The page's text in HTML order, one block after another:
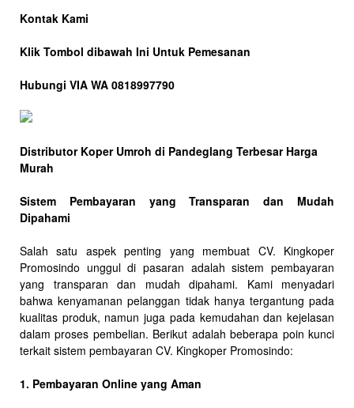
Kontak Kami
Klik Tombol dibawah Ini Untuk Pemesanan
Hubungi VIA WA 0818997790
Distributor Koper Umroh di Pandeglang Terbesar Harga
Murah
Sistem Pembayaran yang Transparan dan Mudah
Dipahami
Salah satu aspek penting yang membuat CV. Kingkoper
Promosindo unggul di pasaran adalah sistem pembayaran
yang transparan dan mudah dipahami. Kami menyadari
bahwa kenyamanan pelanggan tidak hanya tergantung pada
kualitas produk, namun juga pada kemudahan dan kejelasan
dalam proses pembelian. Berikut adalah beberapa poin kunci
terkait sistem pembayaran CV. Kingkoper Promosindo:
1. Pembayaran Online yang Aman